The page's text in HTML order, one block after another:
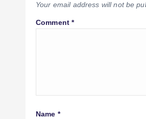
Your email address will not be
Comment*
Name *